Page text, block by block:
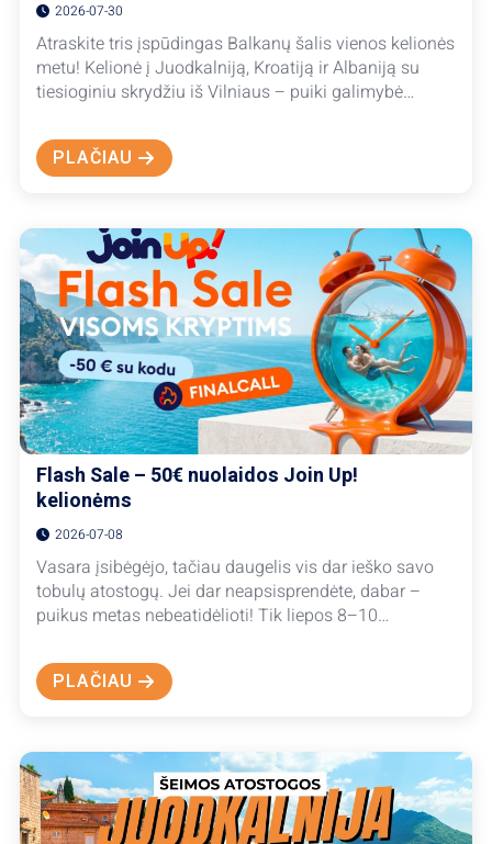
2026-07-30
Atraskite tris įspūdingas Balkanų šalis vienos kelionės
metu! Kelionė į Juodkalniją, Kroatiją ir Albaniją su
tiesioginiu skrydžiu iš Vilniaus – puiki galimybė…
PLAČIAUABOUT
PAŽINTINĖ
JUODKALNIJA,
KROATIJA
IR
ALBANIJA
Flash Sale – 50€ nuolaidos Join Up!
kelionėms
2026-07-08
Vasara įsibėgėjo, tačiau daugelis vis dar ieško savo
tobulų atostogų. Jei dar neapsisprendėte, dabar –
puikus metas nebeatidėlioti! Tik liepos 8–10…
PLAČIAUABOUT
FLASH
50€ NUOLAIDOS
JOIN
KELIONĖMS